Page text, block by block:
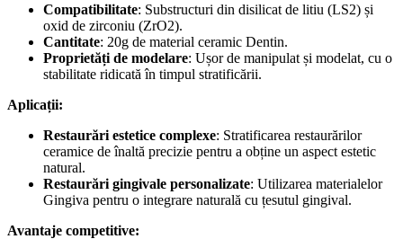
Compatibilitate: Substructuri din disilicat de litiu (LS2) și
oxid de zirconiu (ZrO2).
Cantitate: 20g de material ceramic Dentin.
Proprietăți de modelare: Ușor de manipulat și modelat, cu o
stabilitate ridicată în timpul stratificării.
Aplicații:
Restaurări estetice complexe: Stratificarea restaurărilor
ceramice de înaltă precizie pentru a obține un aspect estetic
natural.
Restaurări gingivale personalizate: Utilizarea materialelor
Gingiva pentru o integrare naturală cu țesutul gingival.
Avantaje competitive: